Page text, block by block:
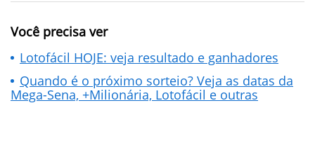
Você precisa ver
Lotofácil HOJE: veja resultado e ganhadores
Quando é o próximo sorteio? Veja as datas da
Mega-Sena, +Milionária, Lotofácil e outras